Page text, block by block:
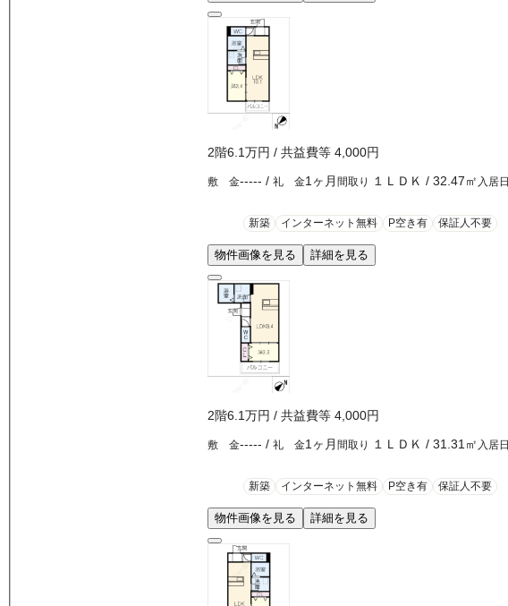
2階6.1万円 / 共益費等 4,000円
敷 金----- / 礼 金1ヶ月 間取り １ＬＤＫ / 32.47㎡ 入居日
新築 インターネット無料 P空き有 保証人不要
物件画像を見る 詳細を見る
2階6.1万円 / 共益費等 4,000円
敷 金----- / 礼 金1ヶ月 間取り １ＬＤＫ / 31.31㎡ 入居日
新築 インターネット無料 P空き有 保証人不要
物件画像を見る 詳細を見る